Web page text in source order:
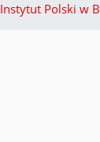
Instytut Polski w